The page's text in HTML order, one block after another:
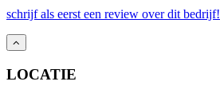
schrijf als eerst een review over dit bedrijf!
LOCATIE